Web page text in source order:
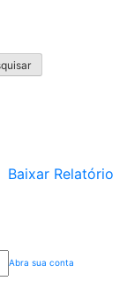
Baixar Relatório
Abra sua conta